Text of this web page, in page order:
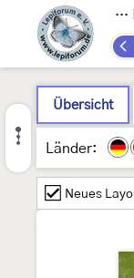
Lepidoptera
Übersicht
Länder:
Neues